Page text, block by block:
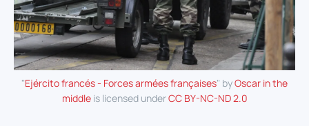
"Ejército francés - Forces armées françaises" byOscar in the
middleis licensed underCC BY-NC-ND 2.0